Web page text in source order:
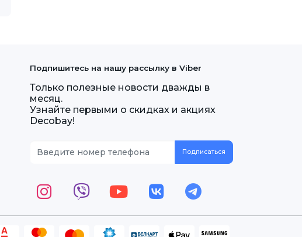
Подпишитесь на нашу рассылку в Viber
Только полезные новости дважды в
месяц.
Узнайте первыми о скидках и акциях
Decobay!